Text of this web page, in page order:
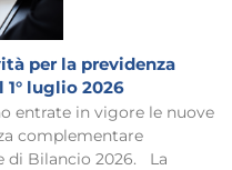
per la previdenza
luglio 2026
entrate in vigore le nuove
complementare
di Bilancio 2026. La